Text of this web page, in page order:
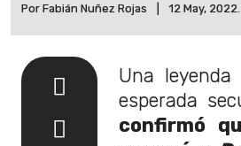
Por Fabián Nuñez Rojas 12 May,
Una
esperada
confirmó